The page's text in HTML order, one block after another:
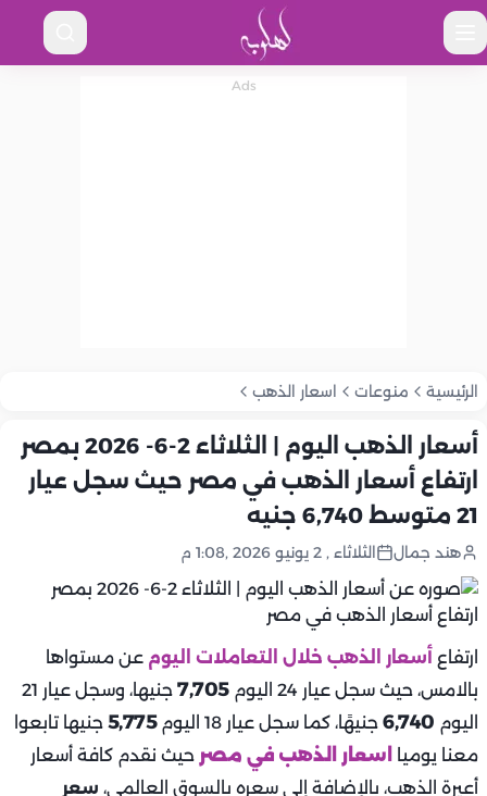
الرئيسية منوعات اسعار الذهب
أسعار الذهب اليوم | الثلاثاء 2-6- 2026 بمصر
ارتفاع أسعار الذهب في مصر حيث سجل عيار
21 متوسط 6,740 جنيه
هند جمال الثلاثاء , 2 يونيو 2026 ,1:08 م
ارتفاع أسعار الذهب خلال التعاملات اليوم عن مستواها
بالامس، حيث سجل عيار 24 اليوم
7,705
جنيها، وسجل عيار 21
اليوم 6,740جنيهًا، كما سجل عيار 18 اليوم 5,775 جنيها تابعوا
معنا يوميا
اسعار الذهب في مصر حيث نقدم كافة أسعار
أعيرة الذهب، بالإضافة إلى سعره بالسوق العالمي، سعر